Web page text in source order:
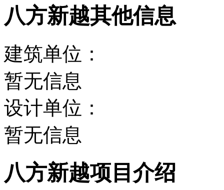
八方新越其他信息
建筑单位：
暂无信息
设计单位：
暂无信息
八方新越项目介绍